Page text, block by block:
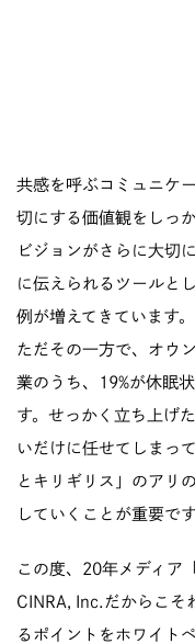
共感を呼ぶコミュニケ
切にする価値観をしっ
ビジョンがさらに大切
に伝えられるツールと
例が増えてきています。
ただその一方で、オウ
業のうち、19%が休眠
す。せっかく立ち上げ
いだけに任せてしまっ
とキリギリス」のアリ
していくことが重要です
この度、20年メディア
CINRA, Inc.だからこそ
るポイントをホワイト